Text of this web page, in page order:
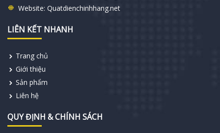
Website: Quatdienchinhhang.net
LIÊN KẾT NHANH
Trang chủ
Giới thiệu
Sản phẩm
Liên hệ
QUY ĐỊNH & CHÍNH SÁCH